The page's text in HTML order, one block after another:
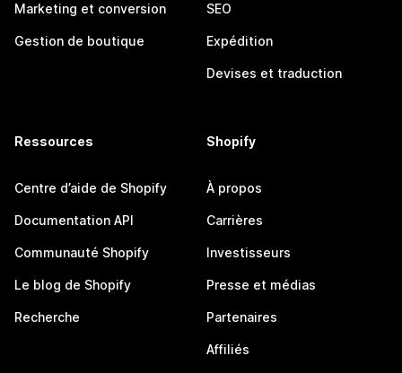
Marketing et conversion
Gestion de boutique
SEO
Expédition
Devises et traduction
Ressources
Centre d’aide de Shopify
Documentation API
Communauté Shopify
Le blog de Shopify
Recherche
Shopify
À propos
Carrières
Investisseurs
Presse et médias
Partenaires
Affiliés